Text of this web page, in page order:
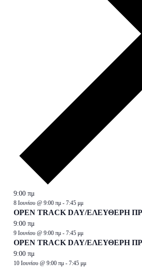
9:00 πμ
8 Ιουνίου @ 9:00 πμ- 7:45 μμ
OPEN TRACK DAY/ΕΛΕΥΘΕΡΗ
9:00 πμ
9 Ιουνίου @ 9:00 πμ- 7:45 μμ
OPEN TRACK DAY/ΕΛΕΥΘΕΡΗ
9:00 πμ
10 Ιουνίου @ 9:00 πμ- 7:45 μμ